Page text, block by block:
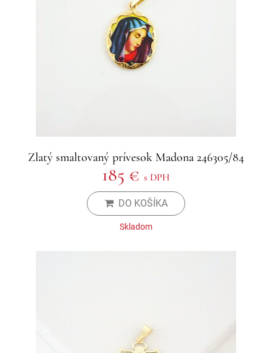
Zlatý smaltovaný prívesok Madona 246305/84
185 € s DPH
DO KOŠÍKA
Skladom